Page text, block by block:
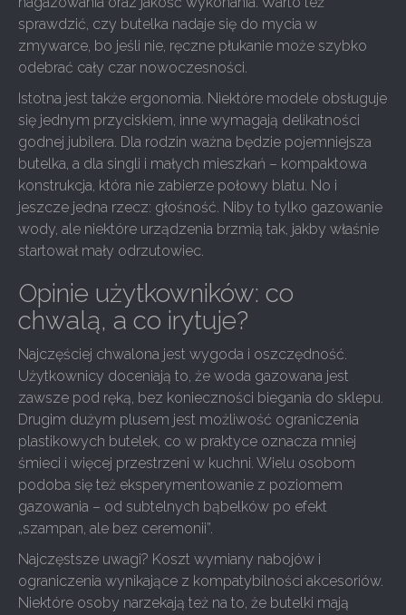
sprawdzić, czy butelka nadaje się do mycia w
zmywarce, bo jeśli nie, ręczne płukanie może szybko
odebrać cały czar nowoczesności.
Istotna jest także ergonomia. Niektóre modele obsługuje
się jednym przyciskiem, inne wymagają delikatności
godnej jubilera. Dla rodzin ważna będzie pojemniejsza
butelka, a dla singli i małych mieszkań – kompaktowa
konstrukcja, która nie zabierze połowy blatu. No i
jeszcze jedna rzecz: głośność. Niby to tylko gazowanie
wody, ale niektóre urządzenia brzmią tak, jakby właśnie
startował mały odrzutowiec.
Opinie użytkowników: co
chwalą, a co irytuje?
Najczęściej chwalona jest wygoda i oszczędność.
Użytkownicy doceniają to, że woda gazowana jest
zawsze pod ręką, bez konieczności biegania do sklepu.
Drugim dużym plusem jest możliwość ograniczenia
plastikowych butelek, co w praktyce oznacza mniej
śmieci i więcej przestrzeni w kuchni. Wielu osobom
podoba się też eksperymentowanie z poziomem
gazowania – od subtelnych bąbelków po efekt
„szampan, ale bez ceremonii”.
Najczęstsze uwagi? Koszt wymiany nabojów i
ograniczenia wynikające z kompatybilności akcesoriów.
Niektóre osoby narzekają też na to, że butelki mają